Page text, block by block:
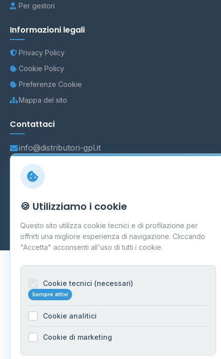
Per gestori
Informazioni legali
Privacy Policy
Cookie Policy
Preferenze Cookie
Mappa del sito
Contattaci
info@distributori-gpl.it
Carpi P.IVA 03859300364
Dati forniti daMinistero delle Imprese e del Made in Italy
Aggiornamento quotidiano
🍪 Utilizziamo i cookie
Questo sito utilizza cookie tecnici e di profilazione per
offrirti una migliore esperienza di navigazione. Cliccando
"Accetta" acconsenti all'uso di tutti i cookie.
Cookie tecnici (necessari)
Sempre attivi
Cookie analitici
Cookie di marketing